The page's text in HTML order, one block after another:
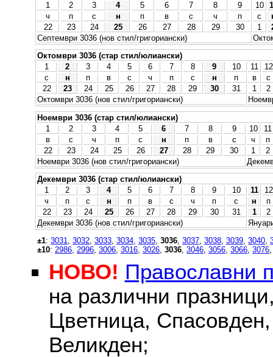
1
2 3 4 5 6 7 8 9 10
ч
п с н п в с ч п с
22
23 24 25 26 27 28 29 30 1
Септември 3036 (нов стил/григориански)
Октомври 3036 (стар стил/юлиански)
1
2 3 4 5 6 7 8 9 10 11
12
с
н п в с ч п с н п в
с
22
23 24 25 26 27 28 29 30 31 1
2
Октомври 3036 (нов стил/григориански)
Ноември 3036 (стар стил/юлиански)
1
2 3 4 5 6 7 8 9 10
11
в
с ч п с н п в с ч
п
22
23 24 25 26 27 28 29 30 1
2
Ноември 3036 (нов стил/григориански)
Декември 3036 (стар стил/юлиански)
1
2 3 4 5 6 7 8 9 10 11
12
ч
п с н п в с ч п с н
п
22
23 24 25 26 27 28 29 30 31 1
2
Декември 3036 (нов стил/григориански)
±1: 3031 3032 3033 3034 3035 3036 3037 3038 3039 3040
±10: 2986 2996 3006 3016 3026 3036 3046 3056 3066 3076
НОВО! Православни
на различни
Цветница, Спасовден,
Великден;